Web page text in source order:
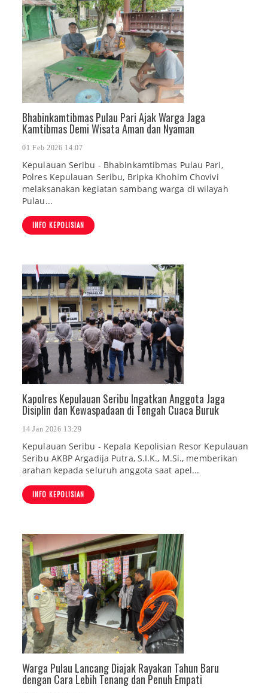
Bhabinkamtibmas Pulau Pari Ajak Warga Jaga
Kamtibmas Demi Wisata Aman dan Nyaman
01 Feb 2026 14:07
Kepulauan Seribu - Bhabinkamtibmas Pulau Pari,
Polres Kepulauan Seribu, Bripka Khohim Chovivi
melaksanakan kegiatan sambang warga di wilayah
Pulau...
INFO KEPOLISIAN
Kapolres Kepulauan Seribu Ingatkan Anggota Jaga
Disiplin dan Kewaspadaan di Tengah Cuaca Buruk
14 Jan 2026 13:29
Kepulauan Seribu - Kepala Kepolisian Resor Kepulauan
Seribu AKBP Argadija Putra, S.I.K., M.Si., memberikan
arahan kepada seluruh anggota saat apel...
INFO KEPOLISIAN
Warga Pulau Lancang Diajak Rayakan Tahun Baru
dengan Cara Lebih Tenang dan Penuh Empati